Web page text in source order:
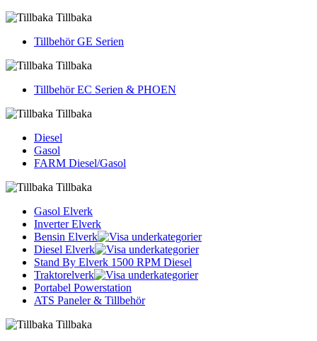
Tillbaka
Tillbehör GE Serien
Tillbaka
Tillbehör EC Serien & PHOEN
Tillbaka
Diesel
Gasol
FARM Diesel/Gasol
Tillbaka
Gasol Elverk
Inverter Elverk
Bensin Elverk
Diesel Elverk
Stand By Elverk 1500 RPM Diesel
Traktorelverk
Portabel Powerstation
ATS Paneler & Tillbehör
Tillbaka